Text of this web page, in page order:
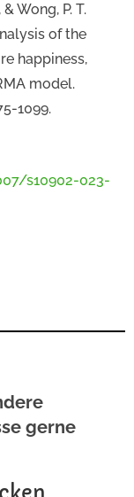
Wong, P. T.
of the
happiness,
model.
1099.
s10902-023-
gerne